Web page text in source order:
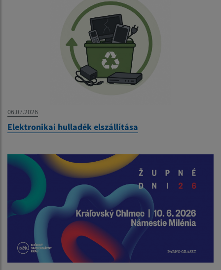
06.07.2026
Elektronikai hulladék elszállítása